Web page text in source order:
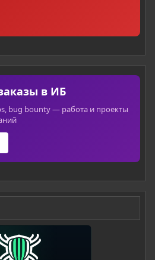
в ИБ
bug bounty — работа и проекты